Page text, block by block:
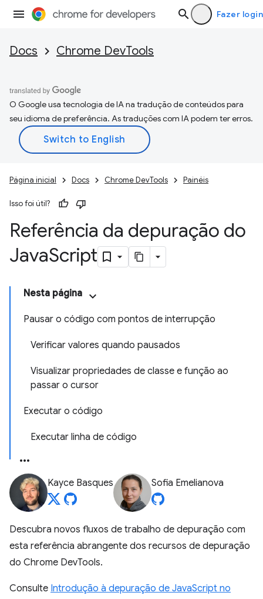
Fazer login
Docs Chrome DevTools
O Google usa tecnologia de IA na tradução de conteúdos para
seu idioma de preferência. As traduções com IA podem ter erros.
Página inicial Docs Chrome DevTools Painéis
Isso foi útil?
Referência da depuração do
JavaScript
Nesta página
Pausar o código com pontos de interrupção
Verificar valores quando pausados
Visualizar propriedades de classe e função ao
passar o cursor
Executar o código
Executar linha de código
Kayce Basques Sofia Emelianova
Descubra novos fluxos de trabalho de depuração com
esta referência abrangente dos recursos de depuração
do Chrome DevTools.
Consulte Introdução à depuração de JavaScript no